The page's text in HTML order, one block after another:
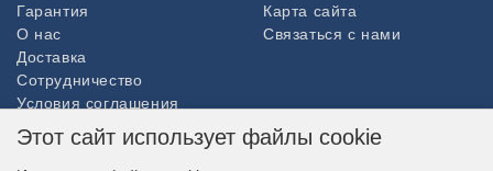
Гарантия
О нас
Доставка
Сотрудничество
Условия соглашения
Возврат товара
Карта сайта
Связаться с нами
Этот сайт использует файлы cookie